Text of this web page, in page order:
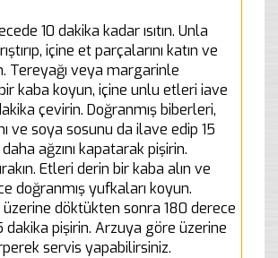
10 dakika kadar ısıtın. Unla
içine et parçalarını katın ve
Tereyağı veya margarinle
kaba koyun, içine unlu etleri iave
çevirin. Doğranmış biberleri,
ve soya sosunu da ilave edip 15
ağzını kapatarak pişirin.
Etleri derin bir kaba alın ve
doğranmış yufkaları koyun.
üzerine döktükten sonra 180 derece
dakika pişirin. Arzuya göre üzerine
servis yapabilirsiniz.